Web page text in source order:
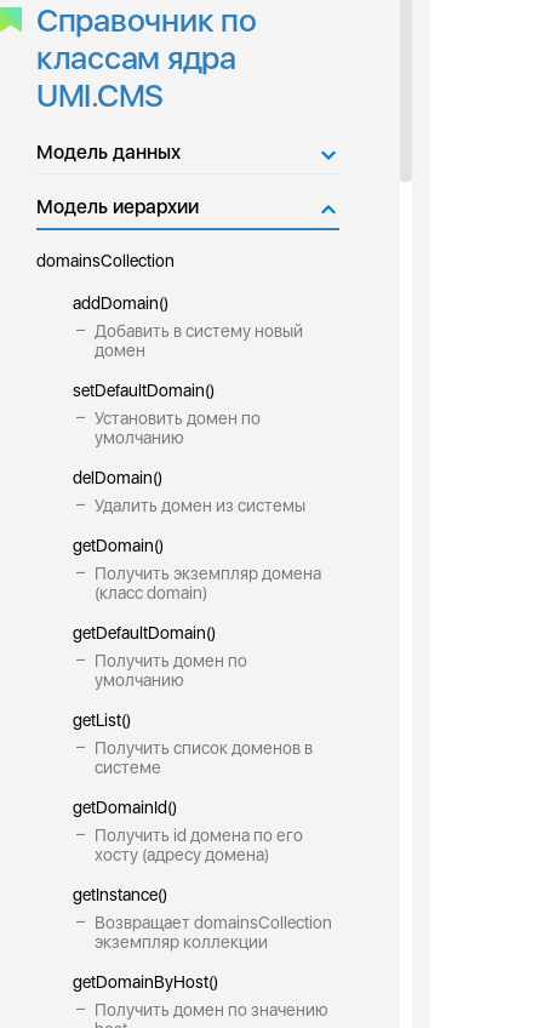
Справочник по
классам ядра
UMI.CMS
Модель данных
Модель иерархии
domainsCollection
addDomain()
Добавить в систему новый
домен
setDefaultDomain()
Установить домен по
умолчанию
delDomain()
Удалить домен из системы
getDomain()
Получить экземпляр домена
(класс domain)
getDefaultDomain()
Получить домен по
умолчанию
getList()
Получить список доменов в
системе
getDomainId()
Получить id домена по его
хосту (адресу домена)
getInstance()
Возвращает domainsCollection
экземпляр коллекции
getDomainByHost()
Получить домен по значению